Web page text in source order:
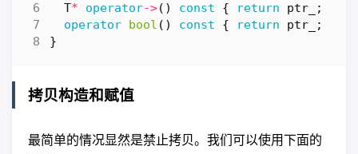
T* operator->() const { return ptr_ ;
operator
bool () const { return ptr_ ;
}
拷贝构造和赋值
最简单的情况显然是禁止拷贝。我们可以使用下面的